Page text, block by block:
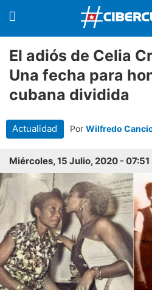
El adiós de Celia
Una fecha para
cubana dividida
Actualidad Por Wilfredo
Miércoles, 15 Julio, 2020 - 07:51